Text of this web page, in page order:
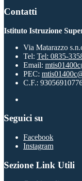
Contatti
Istituto Istruzione
Via Matarazzo
Tel: Tel: 0835-
Email:
PEC:
C.F.:
Seguici su
Facebook
Instagram
Sezione Link Utili